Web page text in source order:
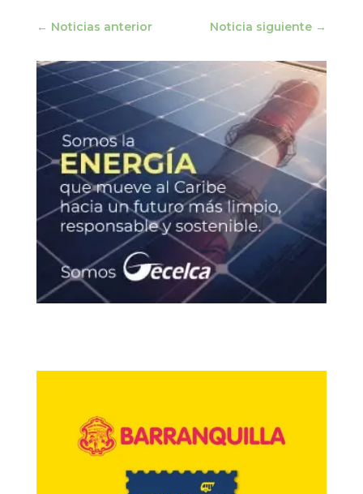
← Noticias anterior Noticia siguiente →